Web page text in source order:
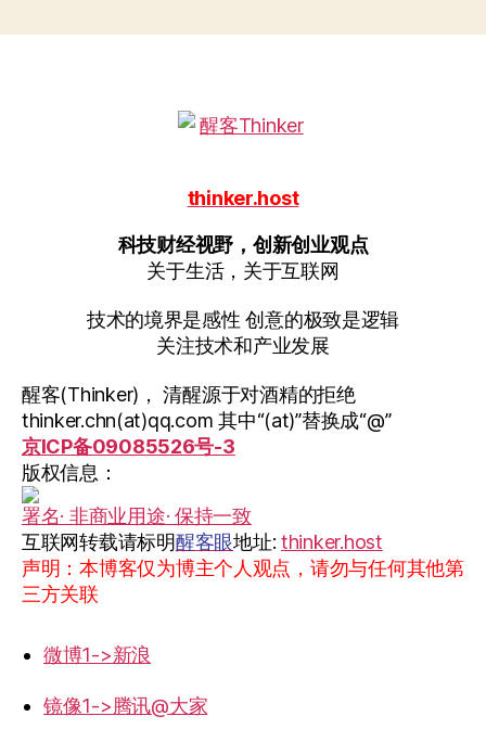
thinker.host
科技财经视野，创新创业观点
关于生活，关于互联网
技术的境界是感性 创意的极致是逻辑
关注技术和产业发展
醒客(Thinker)， 清醒源于对酒精的拒绝
thinker.chn(at)qq.com 其中“(at)”替换成“@”
京ICP备09085526号-3
版权信息：
署名· 非商业用途· 保持一致
互联网转载请标明醒客眼地址: thinker.host
声明：本博客仅为博主个人观点，请勿与任何其他第
三方关联
微博1->新浪
镜像1->腾讯@大家